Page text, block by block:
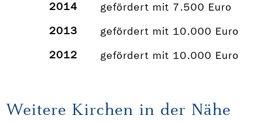
2014
gefördert mit 7.500 Euro
2013
gefördert mit 10.000 Euro
2012
gefördert mit 10.000 Euro
Weitere Kirchen in der Nähe